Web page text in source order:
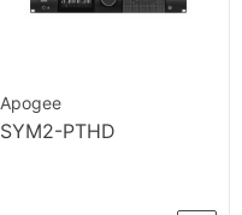
Apogee
SYM2-PTHD